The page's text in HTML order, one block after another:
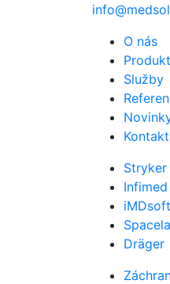
O nás
Služby
Kontakt
Stryker
Infimed
iMDsoft
Dräger